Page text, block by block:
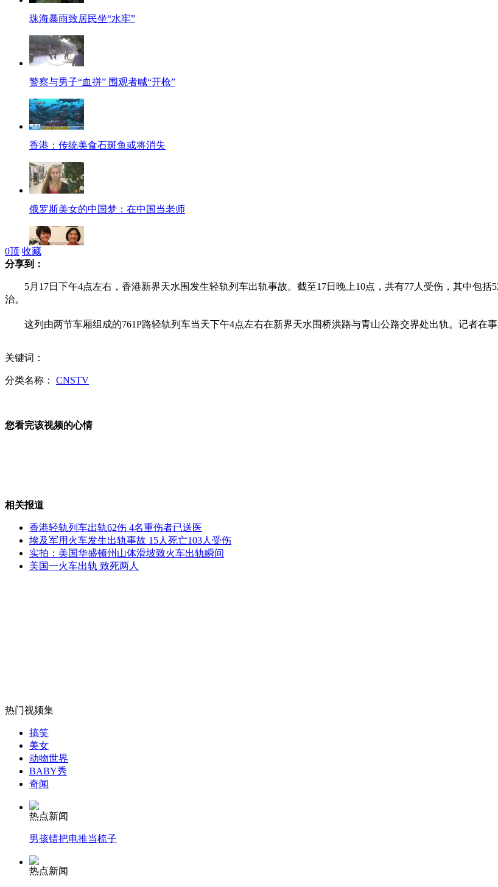
珠海暴雨致居民坐“水牢”
警察与男子“血拼” 围观者喊“开枪”
香港：传统美食石斑鱼或将消失
俄罗斯美女的中国梦：在中国当老师
揭秘同性恋内心世界
不设预案 南海舰队驱逐舰海上对抗实兵实弹演练
无痛分娩是否安全 医生回应
外交部：反对强权政治霸凌主义
外交部：有关国家言论片面不公正
0顶 收藏
分享到：
5月17日下午4点左右，香港新界天水围发生轻轨列车出轨事故。截至17日晚上10点，共有77人受伤，其中包括
治。
这列由两节车厢组成的761P路轻轨列车当天下午4点左右在新界天水围桥洪路与青山公路交界处出轨。记者在
关键词：
分类名称： CNSTV
您看完该视频的心情
相关报道
香港轻轨列车出轨62伤 4名重伤者已送医
埃及军用火车发生出轨事故 15人死亡103人受伤
实拍：美国华盛顿州山体滑坡致火车出轨瞬间
美国一火车出轨 致死两人
热门视频集
搞笑
美女
动物世界
BABY秀
奇闻
热点新闻
男孩错把电推当梳子
热点新闻